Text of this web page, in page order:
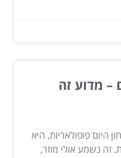
– מדוע זה
היום פופולאריות, היא
זה נשמע אולי מוזר,